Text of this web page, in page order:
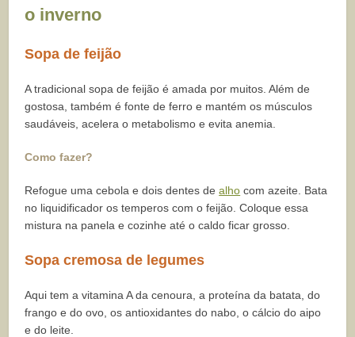
o inverno
Sopa de feijão
A tradicional sopa de feijão é amada por muitos. Além de
gostosa, também é fonte de ferro e mantém os músculos
saudáveis, acelera o metabolismo e evita anemia.
Como fazer?
Refogue uma cebola e dois dentes dealho com azeite. Bata
no liquidificador os temperos com o feijão. Coloque essa
mistura na panela e cozinhe até o caldo ficar grosso.
Sopa cremosa de legumes
Aqui tem a vitamina A da cenoura, a proteína da batata, do
frango e do ovo, os antioxidantes do nabo, o cálcio do aipo
e do leite.